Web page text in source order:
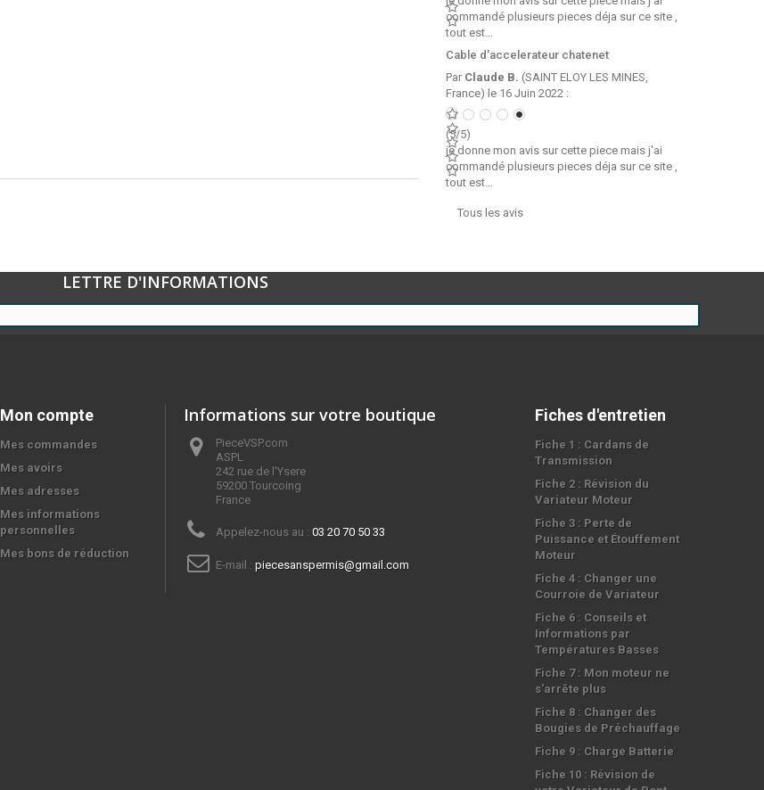
commandé plusieurs pieces déja sur ce site ,
tout est...
Cable d'accelerateur chatenet
Par Claude B. (SAINT ELOY LES MINES,
France) le 16 Juin 2022 :
(5/5)
je donne mon avis sur cette piece mais j'ai
commandé plusieurs pieces déja sur ce site ,
tout est...
Tous les avis
LETTRE D'INFORMATIONS
Mon compte
Mes commandes
Mes avoirs
Mes adresses
Mes informations
personnelles
Mes bons de réduction
Informations sur votre boutique
PieceVSP.com
ASPL
242 rue de l'Ysere
59200 Tourcoing
France
Appelez-nous au : 03 20 70 50 33
E-mail : piecesanspermis@gmail.com
Fiches d'entretien
Fiche 1 : Cardans de
Transmission
Fiche 2 : Révision du
Variateur Moteur
Fiche 3 : Perte de
Puissance et Étouffement
Moteur
Fiche 4 : Changer une
Courroie de Variateur
Fiche 6 : Conseils et
Informations par
Températures Basses
Fiche 7 : Mon moteur ne
s'arrête plus
Fiche 8 : Changer des
Bougies de Préchauffage
Fiche 9 : Charge Batterie
Fiche 10 : Révision de